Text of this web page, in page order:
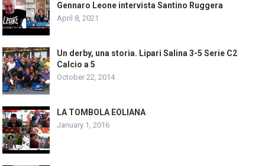
Gennaro Leone intervista Santino Ruggera
April 8, 2021
Un derby, una storia. Lipari Salina 3-5 Serie C2
Calcio a 5
October 22, 2014
LA TOMBOLA EOLIANA
January 1, 2016